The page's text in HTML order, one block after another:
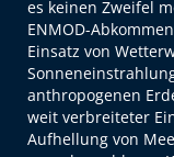
es keinen Zweifel
ENMOD-
Einsatz von
anthropogenen
weit verbreiteter
Aufhellung von